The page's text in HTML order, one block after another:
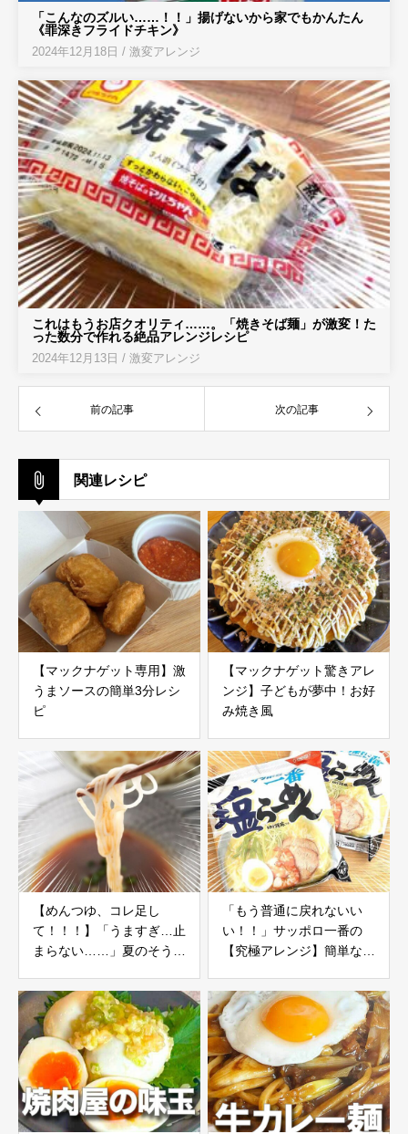
「こんなのズルい……！！」揚げないから家でもかんたん
《罪深きフライドチキン》
2024年12月18日 / 激変アレンジ
これはもうお店クオリティ……。「焼きそば麺」が激変！た
った数分で作れる絶品アレンジレシピ
2024年12月13日 / 激変アレンジ
前の記事 次の記事
関連レシピ
【マックナゲット専用】激
うまソースの簡単3分レシ
ピ
【マックナゲット驚きアレ
ンジ】子どもが夢中！お好
み焼き風
【めんつゆ、コレ足し
て！！！】「うますぎ…止
まらない……」夏のそうめ
「もう普通に戻れないい
い！！」サッポロ一番の
【究極アレンジ】簡単なの